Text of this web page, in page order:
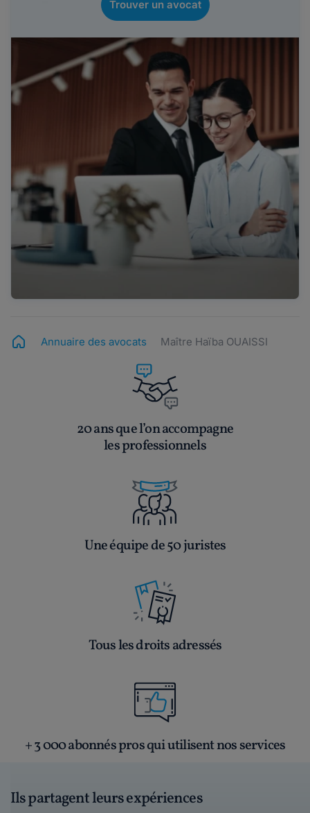
Trouver un avocat
Annuaire des avocats Maître Haïba OUAISSI
20 ans que l’on accompagne
les professionnels
Une équipe de 50 juristes
Tous les droits adressés
+ 3 000 abonnés pros qui utilisent nos services
Ils partagent leurs expériences